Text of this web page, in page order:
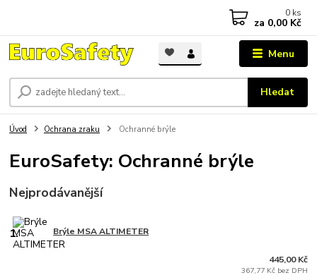
Menu
Hledat
0 ks
za 0,00 Kč
Úvod Ochrana zraku Ochranné brýle
EuroSafety: Ochranné brýle
Nejprodávanější
1. Brýle MSA ALTIMETER
445,00 Kč
367,77 Kč bez DPH